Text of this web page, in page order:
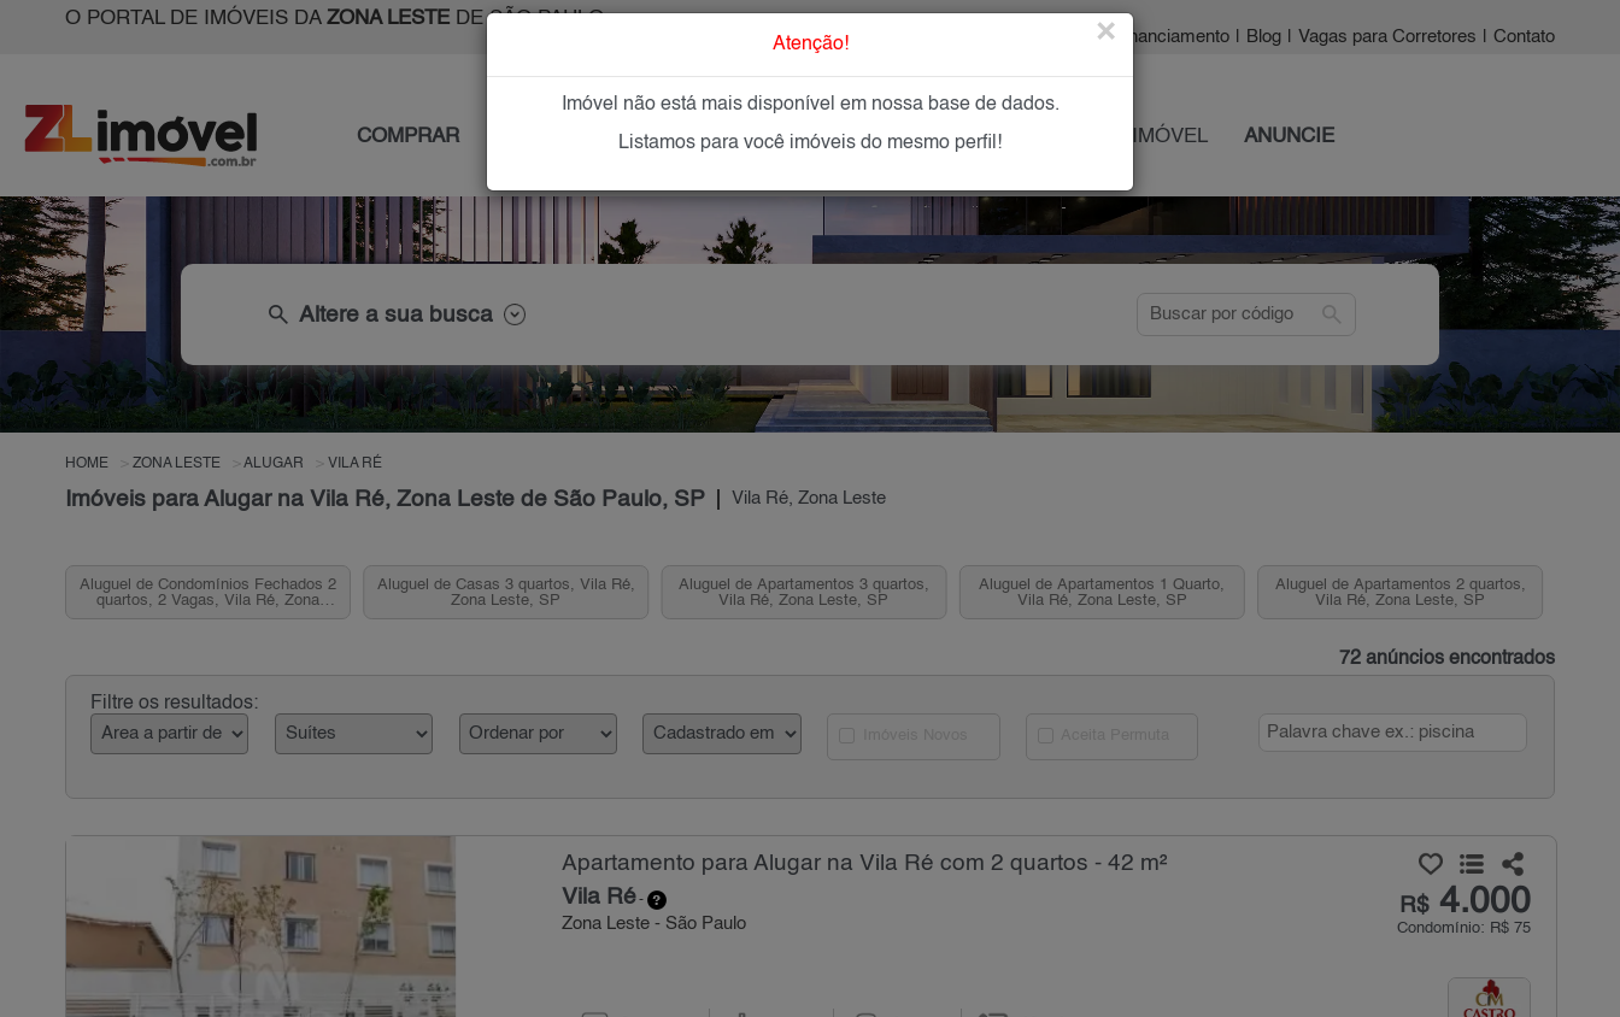
O PORTAL DE IMÓVEIS DA ZONA LESTEDE SÃO PAULO
| Financiamento Blog Vagas para Corretores Contato
COMPRAR IMÓVEIS NOVOS IMOBILIÁRIAS OFEREÇA SEU IMÓVEL ANUNCIE
search Altere a sua busca search
HOME ZONA LESTE ALUGAR VILA RÉ
Imóveis para Alugar na Vila Ré, Zona Leste de São Paulo, SP Vila Ré, Zona Leste
Aluguel de Condomínios Fechados 2
quartos, 2 Vagas, Vila Ré, Zona
Aluguel de Casas 3 quartos, Vila Ré,
Zona Leste, SP
Aluguel de Apartamentos 3 quartos,
Vila Ré, Zona Leste, SP
Aluguel de Apartamentos 1 Quarto,
Vila Ré, Zona Leste, SP
Aluguel de Apartamentos 2 quartos,
Vila Ré, Zona Leste, SP
72 anúncios encontrados
Filtre os resultados:
Apartamento para Alugar na Vila Ré com 2 quartos - 42 m²
Vila Ré-
Zona Leste - São Paulo
R$4.000
Condomínio: R$ 75
Atenção! ×
Imóvel não está mais disponível em nossa base de dados.
Listamos para você imóveis do mesmo perfil!